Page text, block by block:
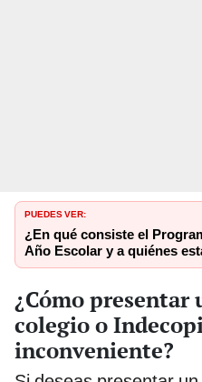
PUEDES VER:
¿En qué consiste el
Año Escolar y a quiénes
¿Cómo presentar
colegio o
inconveniente?